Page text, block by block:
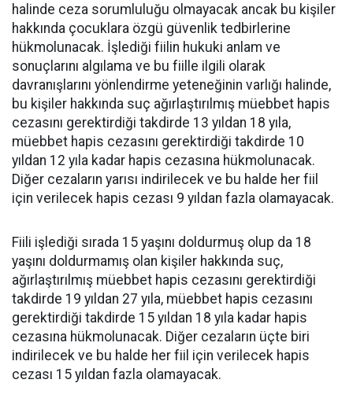
halinde ceza sorumluluğu olmayacak ancak bu kişiler
hakkında çocuklara özgü güvenlik tedbirlerine
hükmolunacak. İşlediği fiilin hukuki anlam ve
sonuçlarını algılama ve bu fiille ilgili olarak
davranışlarını yönlendirme yeteneğinin varlığı halinde,
bu kişiler hakkında suç ağırlaştırılmış müebbet hapis
cezasını gerektirdiği takdirde 13 yıldan 18 yıla,
müebbet hapis cezasını gerektirdiği takdirde 10
yıldan 12 yıla kadar hapis cezasına hükmolunacak.
Diğer cezaların yarısı indirilecek ve bu halde her fiil
için verilecek hapis cezası 9 yıldan fazla olamayacak.
Fiili işlediği sırada 15 yaşını doldurmuş olup da 18
yaşını doldurmamış olan kişiler hakkında suç,
ağırlaştırılmış müebbet hapis cezasını gerektirdiği
takdirde 19 yıldan 27 yıla, müebbet hapis cezasını
gerektirdiği takdirde 15 yıldan 18 yıla kadar hapis
cezasına hükmolunacak. Diğer cezaların üçte biri
indirilecek ve bu halde her fiil için verilecek hapis
cezası 15 yıldan fazla olamayacak.